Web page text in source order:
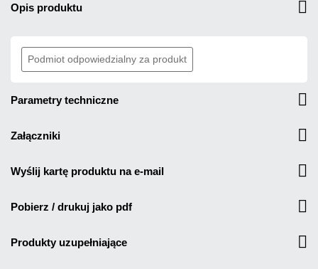
opis produktu
Podmiot odpowiedzialny za produkt
parametry techniczne
załączniki
wyślij kartę produktu na e-mail
pobierz / drukuj jako pdf
produkty uzupełniające